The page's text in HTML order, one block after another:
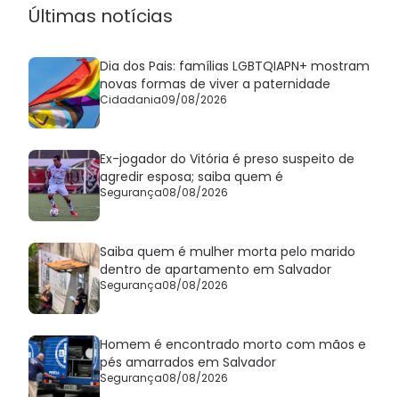
Últimas notícias
Dia dos Pais: famílias LGBTQIAPN+ mostram
novas formas de viver a paternidade
Cidadania09/08/2026
Ex-jogador do Vitória é preso suspeito de
agredir esposa; saiba quem é
Segurança08/08/2026
Saiba quem é mulher morta pelo marido
dentro de apartamento em Salvador
Segurança08/08/2026
Homem é encontrado morto com mãos e
pés amarrados em Salvador
Segurança08/08/2026